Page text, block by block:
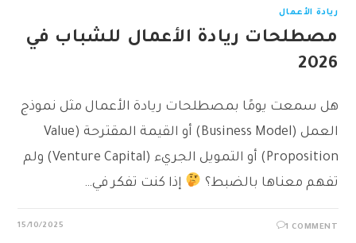
ريادة الأعمال
مصطلحات ريادة الأعمال للشباب في
2026
هل سمعت يومًا بمصطلحات ريادة الأعمال مثل نموذج
العمل (Business Model) أو القيمة المقترحة (Value
Proposition) أو التمويل الجريء (Venture Capital) ولم
تفهم معناها بالضبط؟
إذا كنت تفكر في…
1 COMMENT
15/10/2025